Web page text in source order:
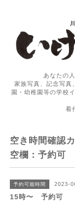
あなたの
家族写真、記念写真
園・幼稚園等の学校
着
空き時間確認
空欄：予約可
予約可能時間 2023-
15時〜 予約可